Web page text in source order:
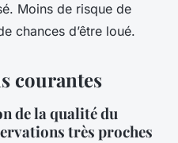
Moins de risque de
chances d’être loué.
courantes
de la qualité du
très proches